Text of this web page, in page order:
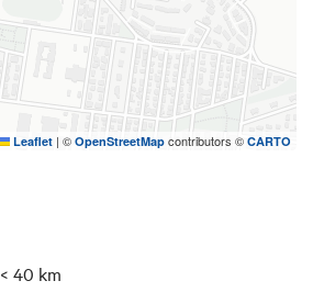
Leaflet | © OpenStreetMap contributors © CARTO
< 40 km